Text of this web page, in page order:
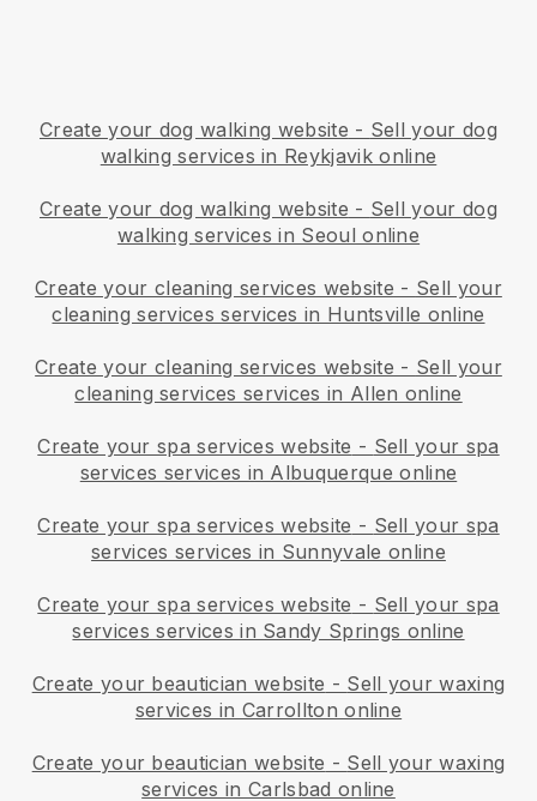
Create your dog walking website - Sell your dog
walking services in Reykjavik online
Create your dog walking website - Sell your dog
walking services in Seoul online
Create your cleaning services website - Sell your
cleaning services services in Huntsville online
Create your cleaning services website - Sell your
cleaning services services in Allen online
Create your spa services website - Sell your spa
services services in Albuquerque online
Create your spa services website - Sell your spa
services services in Sunnyvale online
Create your spa services website - Sell your spa
services services in Sandy Springs online
Create your beautician website - Sell your waxing
services in Carrollton online
Create your beautician website - Sell your waxing
services in Carlsbad online